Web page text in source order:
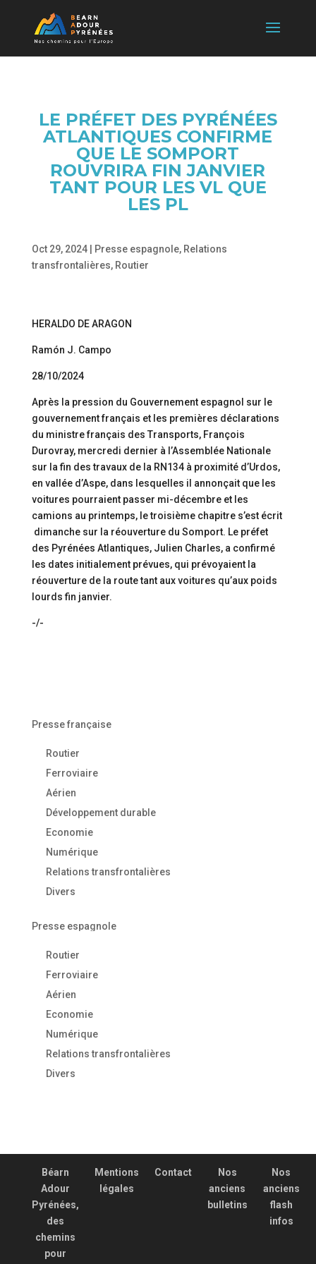
LE PRÉFET DES PYRÉNÉES
ATLANTIQUES CONFIRME
QUE LE SOMPORT
ROUVRIRA FIN JANVIER
TANT POUR LES VL QUE
LES PL
Oct 29, 2024| Presse espagnole, Relations
transfrontalières, Routier
HERALDO DE ARAGON
Ramón J. Campo
28/10/2024
Après la pression du Gouvernement espagnol sur le
gouvernement français et les premières déclarations
du ministre français des Transports, François
Durovray, mercredi dernier à l’Assemblée Nationale
sur la fin des travaux de la RN134 à proximité d’Urdos,
en vallée d’Aspe, dans lesquelles il annonçait que les
voitures pourraient passer mi-décembre et les
camions au printemps, le troisième chapitre s’est écrit
dimanche sur la réouverture du Somport. Le préfet
des Pyrénées Atlantiques, Julien Charles, a confirmé
les dates initialement prévues, qui prévoyaient la
réouverture de la route tant aux voitures qu’aux poids
lourds fin janvier.
-/-
Presse française
Routier
Ferroviaire
Aérien
Développement durable
Economie
Numérique
Relations transfrontalières
Divers
Presse espagnole
Routier
Ferroviaire
Aérien
Economie
Numérique
Relations transfrontalières
Divers
Béarn
Adour
Pyrénées,
des
chemins
pour
Mentions
légales
Contact
Nos
anciens
bulletins
Nos
anciens
flash
infos